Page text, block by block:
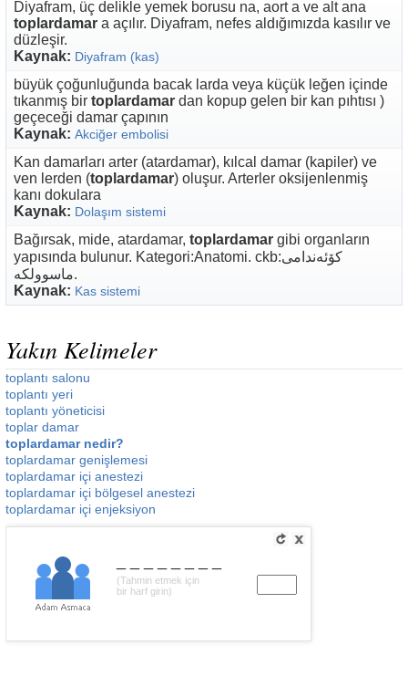
Diyafram, üç delikle yemek borusu na, aort a ve alt ana
toplardamar a açılır. Diyafram, nefes aldığımızda kasılır ve
düzleşir.
Kaynak: Diyafram (kas)
büyük çoğunluğunda bacak larda veya küçük leğen içinde
tıkanmış bir toplardamar dan kopup gelen bir kan pıhtısı )
geçeceği damar çapının
Kaynak: Akciğer embolisi
Kan damarları arter (atardamar), kılcal damar (kapiler) ve
ven lerden (toplardamar) oluşur. Arterler oksijenlenmiş
kanı dokulara
Kaynak: Dolaşım sistemi
Bağırsak, mide, atardamar, toplardamar gibi organların
yapısında bulunur. Kategori:Anatomi. ckb:کۆئەندامی
ماسوولکە.
Kaynak: Kas sistemi
Yakın Kelimeler
toplantı salonu
toplantı yeri
toplantı yöneticisi
toplar damar
toplardamar nedir?
toplardamar genişlemesi
toplardamar içi anestezi
toplardamar içi bölgesel anestezi
toplardamar içi enjeksiyon
(Tahmin etmek için
bir harf girin)